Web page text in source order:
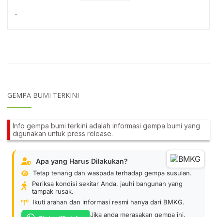
-
GEMPA BUMI TERKINI
Info gempa bumi terkini adalah informasi gempa bumi yang
digunakan untuk press release.